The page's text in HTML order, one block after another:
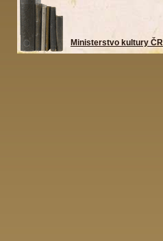
Ministerstvo kultury ČR